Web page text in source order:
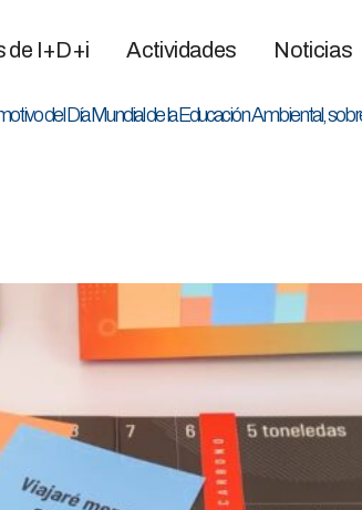
de I+D+i Actividades Noticias
del Día Mundial de la Educación Ambiental,